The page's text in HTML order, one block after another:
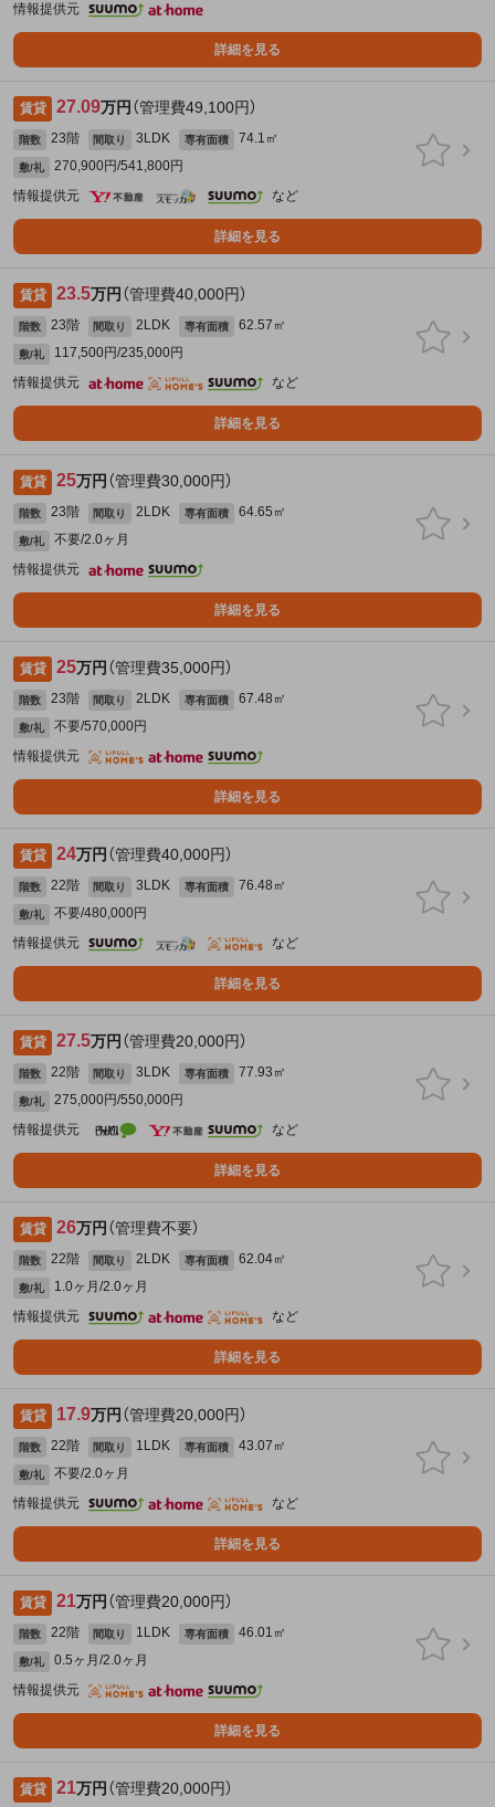
情報提供元
詳細を見る
賃貸 27.09万円 （管理費49,100円）
階数 23階 間取り 3LDK 専有面積 74.1㎡
敷/礼
270,900円/541,800円
情報提供元
など
詳細を見る
賃貸 23.5万円 （管理費40,000円）
階数 23階 間取り 2LDK 専有面積 62.57㎡
敷/礼
117,500円/235,000円
情報提供元
など
詳細を見る
賃貸 25万円 （管理費30,000円）
階数 23階 間取り 2LDK 専有面積 64.65㎡
敷/礼
不要/2.0ヶ月
情報提供元
詳細を見る
賃貸 25万円 （管理費35,000円）
階数 23階 間取り 2LDK 専有面積 67.48㎡
敷/礼
不要/570,000円
情報提供元
詳細を見る
賃貸 24万円 （管理費40,000円）
階数 22階 間取り 3LDK 専有面積 76.48㎡
敷/礼
不要/480,000円
情報提供元
など
詳細を見る
賃貸 27.5万円 （管理費20,000円）
階数 22階 間取り 3LDK 専有面積 77.93㎡
敷/礼
275,000円/550,000円
情報提供元
など
詳細を見る
賃貸 26万円 （管理費不要）
階数 22階 間取り 2LDK 専有面積 62.04㎡
敷/礼
1.0ヶ月/2.0ヶ月
情報提供元
など
詳細を見る
賃貸 17.9万円 （管理費20,000円）
階数 22階 間取り 1LDK 専有面積 43.07㎡
敷/礼
不要/2.0ヶ月
情報提供元
など
詳細を見る
賃貸 21万円 （管理費20,000円）
階数 22階 間取り 1LDK 専有面積 46.01㎡
敷/礼
0.5ヶ月/2.0ヶ月
情報提供元
詳細を見る
賃貸 21万円 （管理費20,000円）